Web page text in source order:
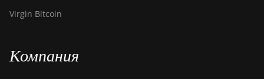
Virgin Bitcoin
Компания